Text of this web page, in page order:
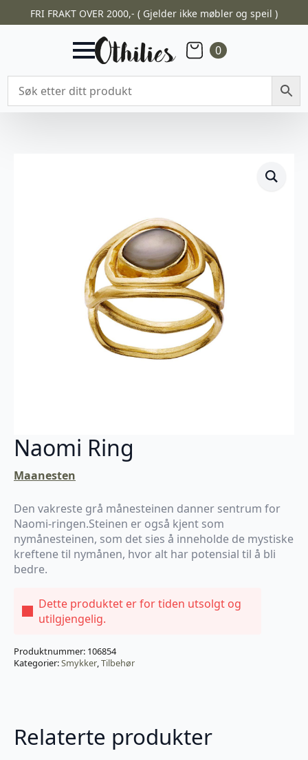
FRI FRAKT OVER 2000,- ( Gjelder ikke møbler og speil )
0
Naomi Ring
Maanesten
Den vakreste grå månesteinen danner sentrum for
Naomi-ringen.Steinen er også kjent som
nymånesteinen, som det sies å inneholde de mystiske
kreftene til nymånen, hvor alt har potensial til å bli
bedre.
Dette produktet er for tiden utsolgt og
utilgjengelig.
Produktnummer: 106854
Kategorier:Smykker,Tilbehør
Relaterte produkter